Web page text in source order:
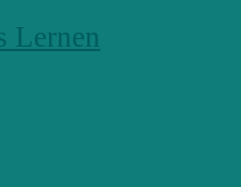
Lernen